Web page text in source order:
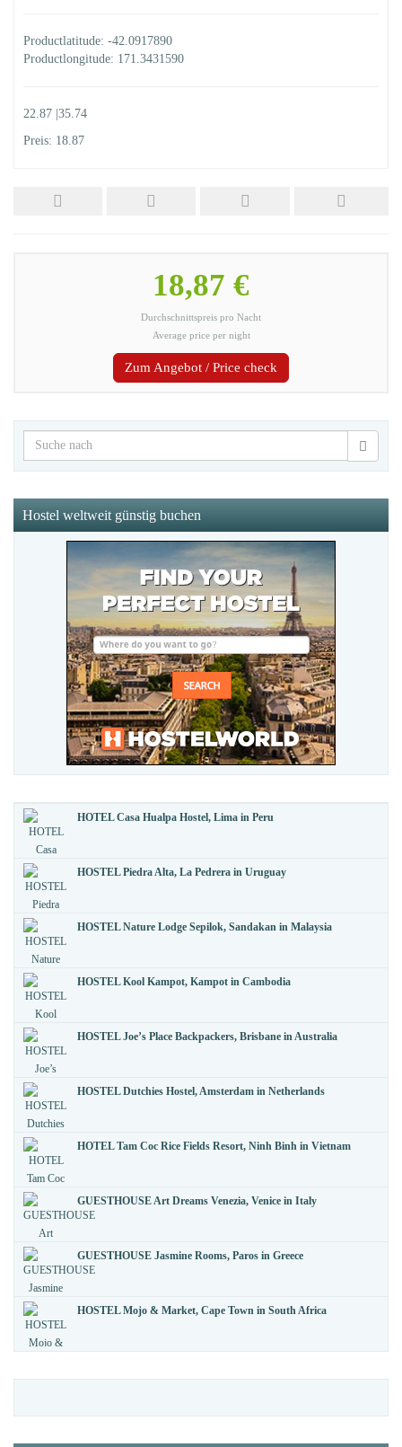
Productlatitude: -42.0917890
Productlongitude: 171.3431590
22.87 |35.74
Preis: 18.87
18,87 €
Durchschnittspreis pro Nacht
Average price per night
Zum Angebot / Price check
Hostel weltweit günstig buchen
HOTEL Casa Hualpa Hostel, Lima in Peru
HOSTEL Piedra Alta, La Pedrera in Uruguay
HOSTEL Nature Lodge Sepilok, Sandakan in Malaysia
HOSTEL Kool Kampot, Kampot in Cambodia
HOSTEL Joe’s Place Backpackers, Brisbane in Australia
HOSTEL Dutchies Hostel, Amsterdam in Netherlands
HOTEL Tam Coc Rice Fields Resort, Ninh Binh in Vietnam
GUESTHOUSE Art Dreams Venezia, Venice in Italy
GUESTHOUSE Jasmine Rooms, Paros in Greece
HOSTEL Mojo & Market, Cape Town in South Africa